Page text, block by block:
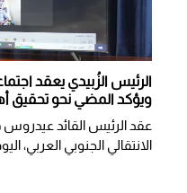
الرئيس الزُبيدي يعقد
ويؤكد المضي نحو تحقيق
عقد الرئيس القائد
الانتقالي الجنوبي العربي،